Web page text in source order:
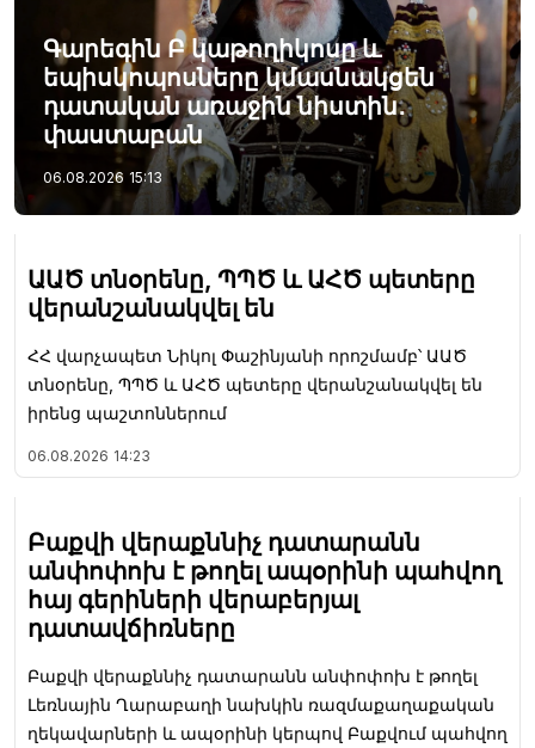
Գարեգին Բ կաթողիկոսը և
եպիսկոպոսները կմասնակցեն
դատական առաջին նիստին․
փաստաբան
06.08.2026 15:13
ԱԱԾ տնօրենը, ՊՊԾ և ԱՀԾ պետերը
վերանշանակվել են
ՀՀ վարչապետ Նիկոլ Փաշինյանի որոշմամբ՝ ԱԱԾ
տնօրենը, ՊՊԾ և ԱՀԾ պետերը վերանշանակվել են
իրենց պաշտոններում
06.08.2026 14:23
Բաքվի վերաքննիչ դատարանն
անփոփոխ է թողել ապօրինի պահվող
հայ գերիների վերաբերյալ
դատավճիռները
Բաքվի վերաքննիչ դատարանն անփոփոխ է թողել
Լեռնային Ղարաբաղի նախկին ռազմաքաղաքական
ղեկավարների և ապօրինի կերպով Բաքվում պահվող